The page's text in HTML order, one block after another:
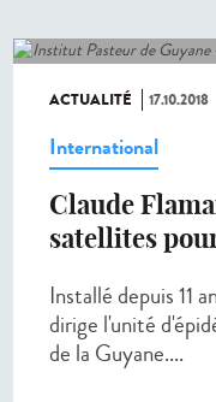
ACTUALITÉ 17.10.2018
International
Claude
satellites
Installé depuis 11
dirige l'unité
de la Guyane....